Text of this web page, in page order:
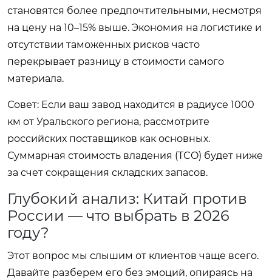
становятся более предпочтительными, несмотря
на цену на 10–15% выше. Экономия на логистике и
отсутствии таможенных рисков часто
перекрывает разницу в стоимости самого
материала.
Совет: Если ваш завод находится в радиусе 1000
км от Уральского региона, рассмотрите
российских поставщиков как основных.
Суммарная стоимость владения (TCO) будет ниже
за счет сокращения складских запасов.
Глубокий анализ: Китай против
России — что выбрать в 2026
году?
Этот вопрос мы слышим от клиентов чаще всего.
Давайте разберем его без эмоций, опираясь на